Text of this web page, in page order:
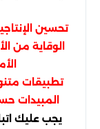
تحسين
الوقاية من
تطبيقات
المبيدات
يجب عليك